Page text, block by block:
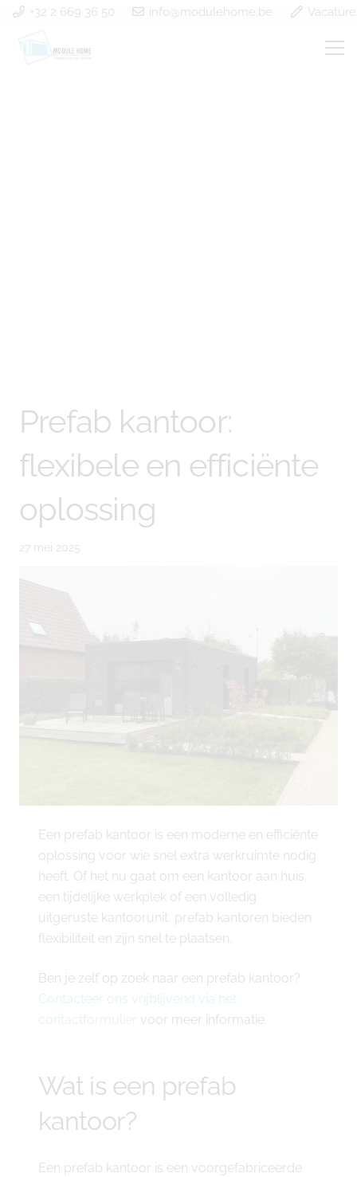
+32 2 669 36 50 info@modulehome.be
Prefab kantoor:
flexibele en efficiënte
oplossing
27 mei 2025
Een prefab kantoor is een moderne en efficiënte
oplossing voor wie snel extra werkruimte nodig
heeft. Of het nu gaat om een kantoor aan huis,
een tijdelijke werkplek of een volledig
uitgeruste kantoorunit, prefab kantoren bieden
flexibiliteit en zijn snel te plaatsen.
Ben je zelf op zoek naar een prefab kantoor?
Contacteer ons vrijblijvend via het
contactformulier voor meer informatie.
Wat is een prefab
kantoor?
Een prefab kantoor is een voorgefabriceerde